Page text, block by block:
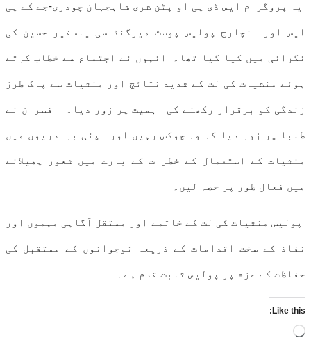
یہ پروگرام ایس ڈی پی او پٹن شری شاہجہان چودری-جے کے پی
ایس اور انچارج پولیس پوسٹ میرگنڈ سی یاسفیر حسین کی
نگرانی میں کیا گیا تھا۔ انہوں نے اجتماع سے خطاب کرتے
ہوئے منشیات کی لت کے شدید نتائج اور منشیات سے پاک طرز
زندگی کو برقرار رکھنے کی اہمیت پر زور دیا۔ افسران نے
طلبا پر زور دیا کہ وہ چوکس رہیں اور اپنی برادریوں میں
منشیات کے استعمال کے خطرات کے بارے میں شعور پھیلانے
میں فعال طور پر حصہ لیں۔
پولیس منشیات کی لت کے خاتمے اور مستقل آگاہی مہموں اور
نفاذ کے سخت اقدامات کے ذریعہ نوجوانوں کے مستقبل کی
حفاظت کے عزم پر پولیس ثابت قدم ہے۔
Like this:
Loading…